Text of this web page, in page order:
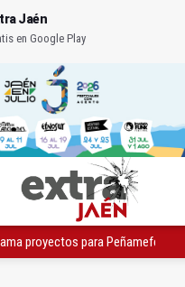
Jaén
en Google Play
proyectos para Peñamefécit